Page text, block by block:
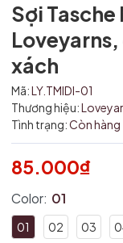
Sợi
xách
Mã:LY.TMIDI-01
Thương hiệu:
Tình trạng:Còn hàng
85.000₫
Color: 01
01 02 03
Mã giảm giá:
Ngày hết hạn:
Điều kiện: